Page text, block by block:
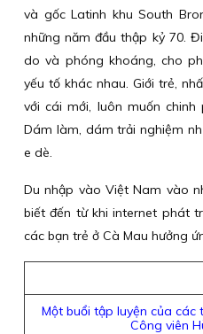
và gốc Latinh khu South
những năm đầu thập kỷ 70.
do và phóng khoáng, cho
yếu tố khác nhau. Giới trẻ,
với cái mới, luôn muốn
Dám làm, dám trải nghiệm
e dè.
Du nhập vào Việt Nam vào
biết đến từ khi internet phát
các bạn trẻ ở Cà Mau hưởng
Một buổi tập luyện của
Công viên